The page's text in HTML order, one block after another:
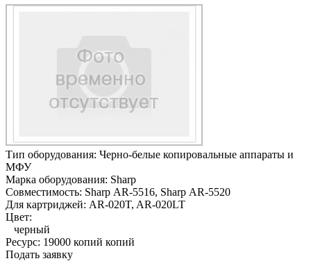
Тип оборудования: Черно-белые копировальные аппараты и
МФУ
Марка оборудования: Sharp
Совместимость: Sharp AR-5516, Sharp AR-5520
Для картриджей: AR-020T, AR-020LT
Цвет:
черный
Ресурс: 19000 копий копий
Подать заявку